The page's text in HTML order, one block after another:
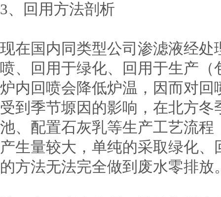
3、回用方法剖析
现在国内同类型公司渗滤液经
喷、回用于绿化、回用于生产
炉内回喷会降低炉温，因而对
受到季节塬因的影响，在北方
池、配置石灰乳等生产工艺流
产生量较大，单纯的采取绿化
的方法无法完全做到废水零排放